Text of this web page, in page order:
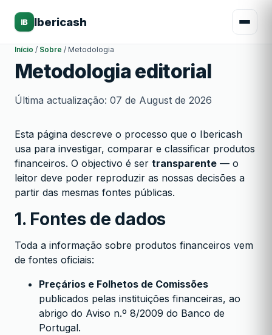
IB Ibericash
Início / Sobre / Metodologia
Metodologia editorial
Última actualização: 07 de August de 2026
Esta página descreve o processo que o Ibericash
usa para investigar, comparar e classificar produtos
financeiros. O objectivo é ser transparente — o
leitor deve poder reproduzir as nossas decisões a
partir das mesmas fontes públicas.
1. Fontes de dados
Toda a informação sobre produtos financeiros vem
de fontes oficiais:
Preçários e Folhetos de Comissões
publicados pelas instituições financeiras, ao
abrigo do Aviso n.º 8/2009 do Banco de
Portugal.